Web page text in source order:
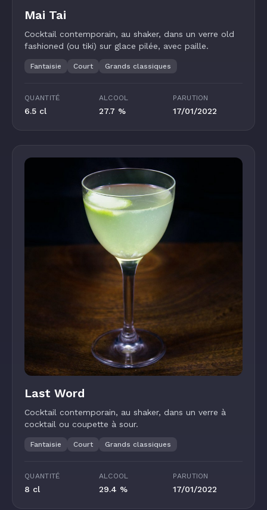
Mai Tai
Cocktail contemporain, au shaker, dans un verre old
fashioned (ou tiki) sur glace pilée, avec paille.
Fantaisie Court Grands classiques
QUANTITÉ
6.5 cl
ALCOOL
27.7 %
PARUTION
17/01/2022
Last Word
Cocktail contemporain, au shaker, dans un verre à
cocktail ou coupette à sour.
Fantaisie Court Grands classiques
QUANTITÉ
8 cl
ALCOOL
29.4 %
PARUTION
17/01/2022